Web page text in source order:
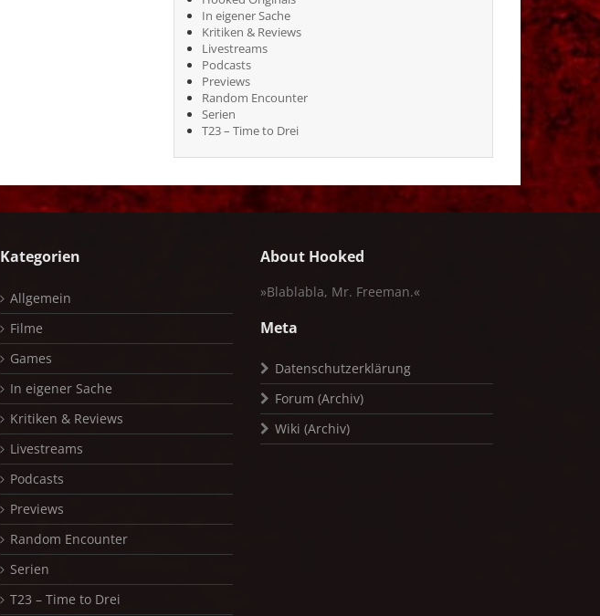
In eigener Sache
Kritiken & Reviews
Livestreams
Podcasts
Previews
Random Encounter
Serien
T23 – Time to Drei
Kategorien
Allgemein
Filme
Games
In eigener Sache
Kritiken & Reviews
Livestreams
Podcasts
Previews
Random Encounter
Serien
T23 – Time to Drei
About Hooked
»Blablabla, Mr. Freeman.«
Meta
Datenschutzerklärung
Forum (Archiv)
Wiki (Archiv)